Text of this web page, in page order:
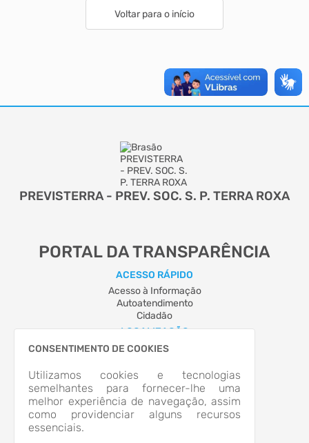
Voltar para o início
CONSENTIMENTO DE COOKIES
Utilizamos cookies e tecnologias
semelhantes para fornecer-lhe uma
melhor experiência de navegação, assim
como providenciar alguns recursos
essenciais.
PREVISTERRA - PREV. SOC. S. P. TERRA ROXA
PORTAL DA TRANSPARÊNCIA
ACESSO RÁPIDO
Acesso à Informação
Autoatendimento
Cidadão
LOCALIZAÇÃO
Rua GOV. PARIGOT DE SOUZA, Nº 129, Centro
CEP: 85.990-000
Abrir no Mapa
CONTATOS
(44) 3645-1782
previdencia@terraroxa.pr.gov.br